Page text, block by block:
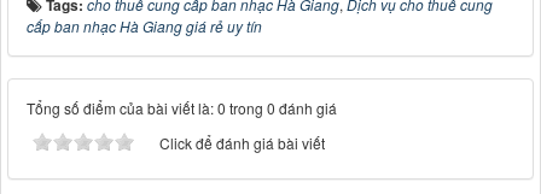
Tags: cho thuê cung cấp ban nhạc Hà Giang, Dịch vụ cho thuê cung
cấp ban nhạc Hà Giang giá rẻ uy tín
Tổng số điểm của bài viết là: 0 trong 0 đánh giá
Click để đánh giá bài viết